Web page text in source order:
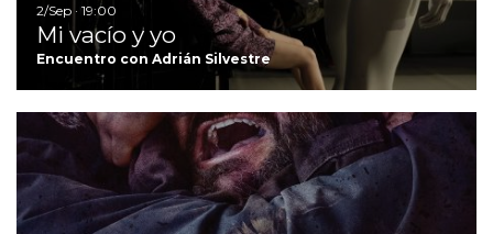
2/Sep · 19:00
Mi vacío y yo
Encuentro con Adrián Silvestre